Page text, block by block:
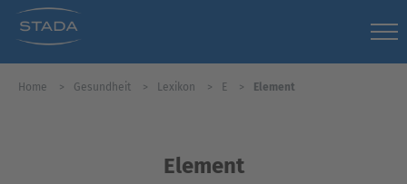
Home Gesundheit Lexikon E Element
Element